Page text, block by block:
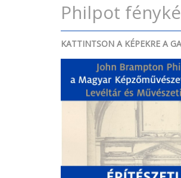
Philpot
KATTINTSON A KÉPEKRE A